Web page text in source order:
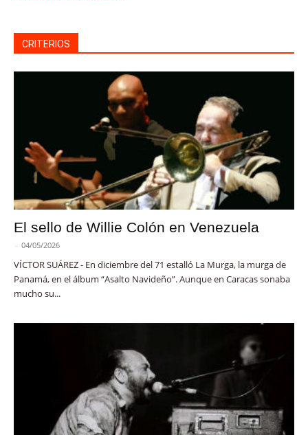
CRITERIOS
El sello de Willie Colón en Venezuela
- 04/05/2026
VÍCTOR SUÁREZ - En diciembre del 71 estalló La Murga, la murga de
Panamá, en el álbum “Asalto Navideño”. Aunque en Caracas sonaba
mucho su...